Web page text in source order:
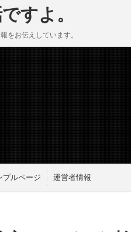
すよ。
をお伝えしています。
プルページ 運営者情報